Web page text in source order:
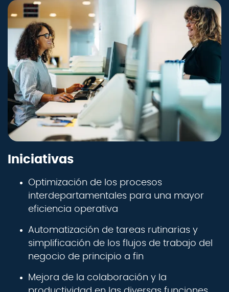
Iniciativas
Optimización de los procesos
interdepartamentales para una mayor
eficiencia operativa
Automatización de tareas rutinarias y
simplificación de los flujos de trabajo del
negocio de principio a fin
Mejora de la colaboración y la